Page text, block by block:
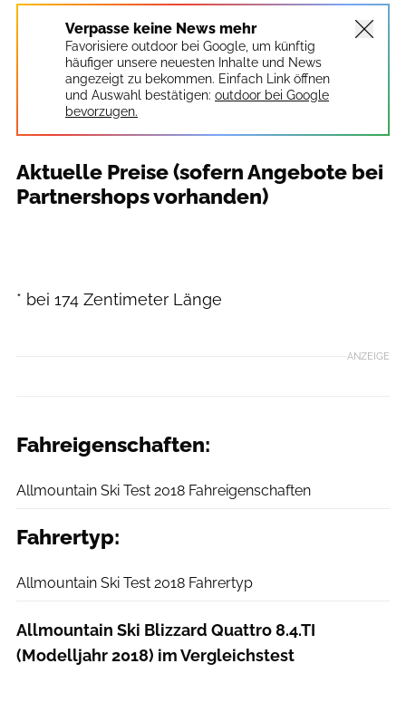
Verpasse keine News mehr
Favorisiere outdoor bei Google, um künftig
häufiger unsere neuesten Inhalte und News
angezeigt zu bekommen. Einfach Link öffnen
und Auswahl bestätigen: outdoor bei Google
bevorzugen.
Aktuelle Preise (sofern Angebote bei
Partnershops vorhanden)
* bei 174 Zentimeter Länge
ANZEIGE
Fahreigenschaften:
Allmountain Ski Test 2018 Fahreigenschaften
Fahrertyp:
Allmountain Ski Test 2018 Fahrertyp
Allmountain Ski Blizzard Quattro 8.4.TI
(Modelljahr 2018) im Vergleichstest